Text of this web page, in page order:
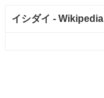
イシダイ - Wikipedia